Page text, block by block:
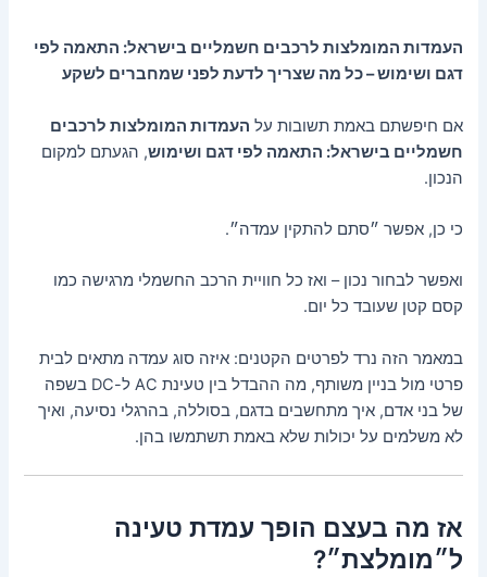
העמדות המומלצות לרכבים חשמליים בישראל: התאמה לפי
דגם ושימוש – כל מה שצריך לדעת לפני שמחברים לשקע
אם חיפשתם באמת תשובות על העמדות המומלצות לרכבים
חשמליים בישראל: התאמה לפי דגם ושימוש, הגעתם למקום
הנכון.
כי כן, אפשר ״סתם להתקין עמדה״.
ואפשר לבחור נכון – ואז כל חוויית הרכב החשמלי מרגישה כמו
קסם קטן שעובד כל יום.
במאמר הזה נרד לפרטים הקטנים: איזה סוג עמדה מתאים לבית
פרטי מול בניין משותף, מה ההבדל בין טעינת AC ל-DC בשפה
של בני אדם, איך מתחשבים בדגם, בסוללה, בהרגלי נסיעה, ואיך
לא משלמים על יכולות שלא באמת תשתמשו בהן.
אז מה בעצם הופך עמדת טעינה
ל״מומלצת״?